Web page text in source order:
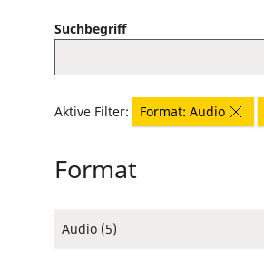
Suchbegriff
Aktive Filter: Format: Audio
Format
Audio (5)